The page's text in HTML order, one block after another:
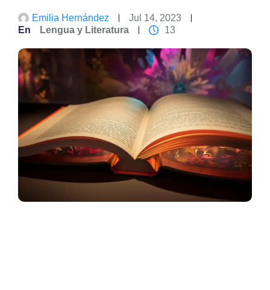
Emilia Hernández
Jul 14, 2023
En
Lengua y Literatura 13